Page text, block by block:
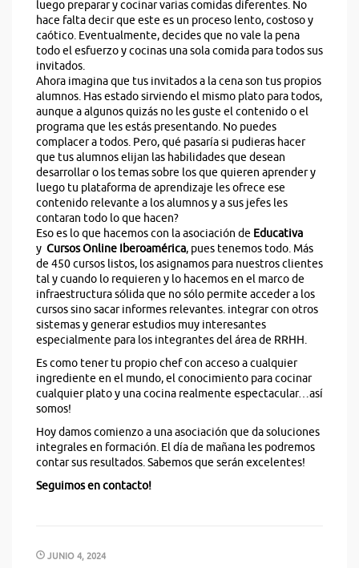
luego preparar y cocinar varias comidas diferentes. No
hace falta decir que este es un proceso lento, costoso y
caótico. Eventualmente, decides que no vale la pena
todo el esfuerzo y cocinas una sola comida para todos sus
invitados.
Ahora imagina que tus invitados a la cena son tus propios
alumnos. Has estado sirviendo el mismo plato para todos,
aunque a algunos quizás no les guste el contenido o el
programa que les estás presentando. No puedes
complacer a todos. Pero, qué pasaría si pudieras hacer
que tus alumnos elijan las habilidades que desean
desarrollar o los temas sobre los que quieren aprender y
luego tu plataforma de aprendizaje les ofrece ese
contenido relevante a los alumnos y a sus jefes les
contaran todo lo que hacen?
Eso es lo que hacemos con la asociación de Educativa
y Cursos Online Iberoamérica, pues tenemos todo. Más
de 450 cursos listos, los asignamos para nuestros clientes
tal y cuando lo requieren y lo hacemos en el marco de
infraestructura sólida que no sólo permite acceder a los
cursos sino sacar informes relevantes. integrar con otros
sistemas y generar estudios muy interesantes
especialmente para los integrantes del área de RRHH.
Es como tener tu propio chef con acceso a cualquier
ingrediente en el mundo, el conocimiento para cocinar
cualquier plato y una cocina realmente espectacular…así
somos!
Hoy damos comienzo a una asociación que da soluciones
integrales en formación. El día de mañana les podremos
contar sus resultados. Sabemos que serán excelentes!
Seguimos en contacto!
JUNIO 4, 2024